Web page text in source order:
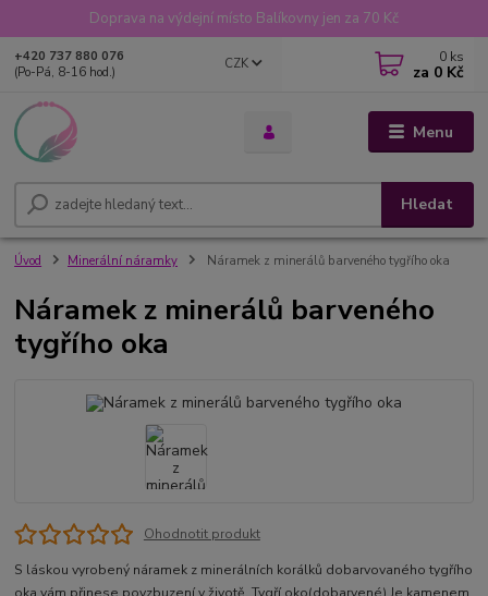
Doprava na výdejní místo Balíkovny jen za 70 Kč
Menu
CZK
Hledat
+420 737 880 076
(Po-Pá, 8-16 hod.)
0 ks
za 0 Kč
Úvod Minerální náramky Náramek z minerálů barveného tygřího oka
Náramek z minerálů barveného
tygřího oka
Ohodnotit produkt
S láskou vyrobený náramek z minerálních korálků dobarvovaného tygřího